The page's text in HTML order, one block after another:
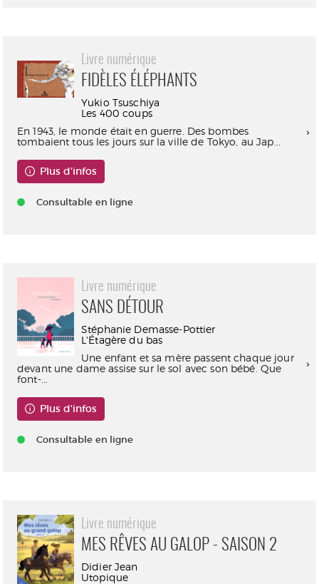
Livre numérique
FIDÈLES ÉLÉPHANTS
Yukio Tsuschiya
Les 400 coups
En 1943, le monde était en guerre. Des bombes
tombaient tous les jours sur la ville de Tokyo, au Jap...
Plus d'infos
Consultable en ligne
Livre numérique
SANS DÉTOUR
Stéphanie Demasse-Pottier
L'Étagère du bas
Une enfant et sa mère passent chaque jour
devant une dame assise sur le sol avec son bébé. Que
font-...
Plus d'infos
Consultable en ligne
Livre numérique
MES RÊVES AU GALOP - SAISON 2
Didier Jean
Utopique